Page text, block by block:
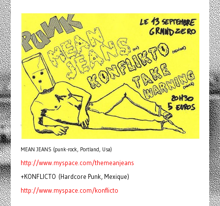
MEAN JEANS (punk-rock, Portland, Usa)
http://www.myspace.com/themeanjeans
+KONFLICTO (Hardcore Punk, Mexique)
http://www.myspace.com/konflicto